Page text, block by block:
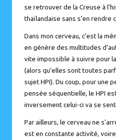
se retrouver de la Creuse à
thaïlandaise sans s’en rendre
Dans mon cerveau, c’est la
en génère des multitudes
vite impossible à suivre pour
(alors qu’elles sont toutes
sujet HPI). Du coup, pour une
pensée séquentielle, le HPI
inversement celui-ci va se
Par ailleurs, le cerveau ne
est en constante activité,